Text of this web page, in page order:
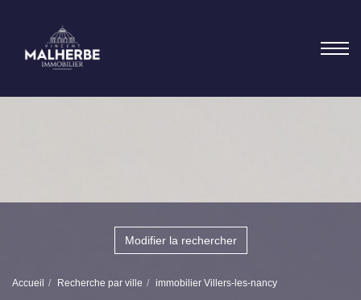
Modifier la rechercher
Accueil Recherche par ville immobilier Villers-les-nancy